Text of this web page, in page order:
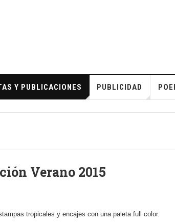
Y PUBLICACIONES PUBLICIDAD
Verano 2015
tropicales y encajes con una paleta full color.